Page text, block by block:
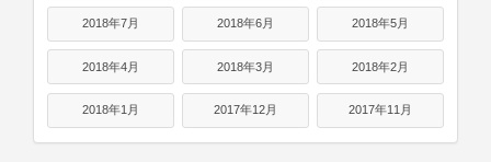
2018年7月 2018年6月 2018年5月
2018年4月 2018年3月 2018年2月
2018年1月 2017年12月 2017年11月